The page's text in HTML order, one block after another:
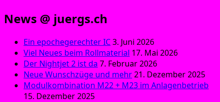
News @ juergs.ch
Ein epochegerechter IC3. Juni 2026
Viel Neues beim Rollmaterial 17. Mai 2026
Der Nightjet 2 ist da 7. Februar 2026
Neue Wunschzüge und mehr21. Dezember 2025
Modulkombination M22 + M23 im Anlagenbetrieb
15. Dezember 2025